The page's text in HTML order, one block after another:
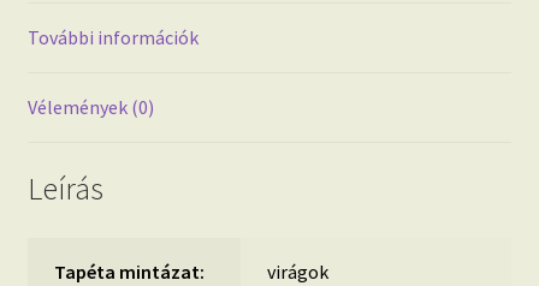
További információk
Vélemények (0)
Leírás
Tapéta mintázat: virágok